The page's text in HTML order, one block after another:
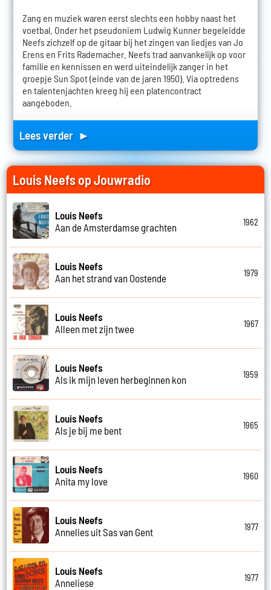
Zang en muziek waren eerst slechts een hobby naast het
voetbal. Onder het pseudoniem Ludwig Kunner begeleidde
Neefs zichzelf op de gitaar bij het zingen van liedjes van Jo
Erens en Frits Rademacher. Neefs trad aanvankelijk op voor
familie en kennissen en werd uiteindelijk zanger in het
groepje Sun Spot (einde van de jaren 1950). Via optredens
en talentenjachten kreeg hij een platencontract
aangeboden.
Lees verder ►
Louis Neefs op Jouwradio
Louis Neefs
Aan de Amsterdamse grachten
1962
Louis Neefs
Aan het strand van Oostende
1979
Louis Neefs
Alleen met zijn twee
1967
Louis Neefs
Als ik mijn leven herbeginnen kon
1959
Louis Neefs
Als je bij me bent
1965
Louis Neefs
Anita my love
1960
Louis Neefs
Annelies uit Sas van Gent
1977
Louis Neefs
Anneliese
1977